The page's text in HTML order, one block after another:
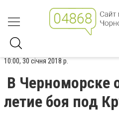
10:00, 30 січня 2018 р.
В Черноморске
летие боя под